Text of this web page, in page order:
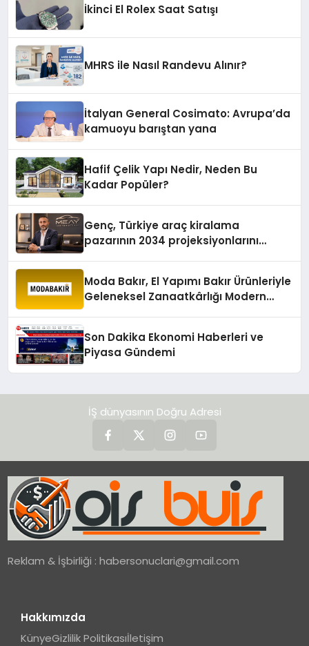
İkinci El Rolex Saat Satışı
MHRS ile Nasıl Randevu Alınır?
İtalyan General Cosimato: Avrupa’da
kamuoyu barıştan yana
Hafif Çelik Yapı Nedir, Neden Bu
Kadar Popüler?
Genç, Türkiye araç kiralama
pazarının 2034 projeksiyonlarını
Moda Bakır, El Yapımı Bakır Ürünleriyle
Geleneksel Zanaatkârlığı Modern
Son Dakika Ekonomi Haberleri ve
Piyasa Gündemi
İŞ dünyasının Doğru Adresi
Reklam & İşbirliği :habersonuclari@gmail.com
Hakkımızda
KünyeGizlilik Politikasıİletişim